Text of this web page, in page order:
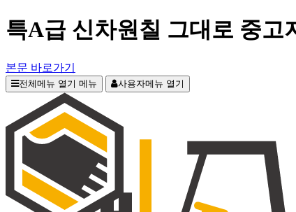
특A급 신차원칠 그대로 중고
본문 바로가기
전체메뉴 열기 메뉴 사용자메뉴 열기